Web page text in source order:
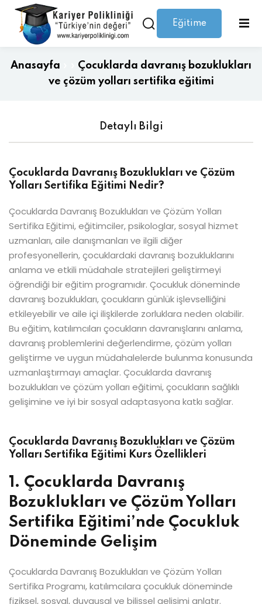
Eğitime
Anasayfa
Çocuklarda davranış bozuklukları
ve çözüm yolları sertifika eğitimi
Detaylı Bilgi
Çocuklarda Davranış Bozuklukları ve Çözüm
Yolları Sertifika Eğitimi Nedir?
Çocuklarda Davranış Bozuklukları ve Çözüm Yolları
Sertifika Eğitimi, eğitimciler, psikologlar, sosyal hizmet
uzmanları, aile danışmanları ve ilgili diğer
profesyonellerin, çocuklardaki davranış bozukluklarını
anlama ve etkili müdahale stratejileri geliştirmeyi
öğrendiği bir eğitim programıdır. Çocukluk döneminde
davranış bozuklukları, çocukların günlük işlevselliğini
etkileyebilir ve aile içi ilişkilerde zorluklara neden olabilir.
Bu eğitim, katılımcıları çocukların davranışlarını anlama,
davranış problemlerini değerlendirme, çözüm yolları
geliştirme ve uygun müdahalelerde bulunma konusunda
uzmanlaştırmayı amaçlar. Çocuklarda davranış
bozuklukları ve çözüm yolları eğitimi, çocukların sağlıklı
gelişimine ve iyi bir sosyal adaptasyona katkı sağlar.
Çocuklarda Davranış Bozuklukları ve Çözüm
Yolları Sertifika Eğitimi Kurs Özellikleri
1. Çocuklarda Davranış
Bozuklukları ve Çözüm Yolları
Sertifika Eğitimi’nde Çocukluk
Döneminde Gelişim
Çocuklarda Davranış Bozuklukları ve Çözüm Yolları
Sertifika Programı, katılımcılara çocukluk döneminde
fiziksel, sosyal, duygusal ve bilişsel gelişimi anlatır.
Giriş yap Kaydolmak
Giriş yap
Hesabınız yok mu?Kaydolmak